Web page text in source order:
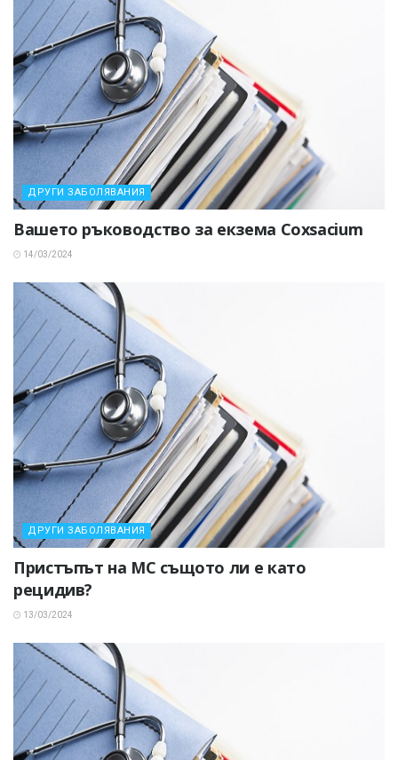
ДРУГИ ЗАБОЛЯВАНИЯ
Вашето ръководство за екзема Coxsacium
14/03/2024
ДРУГИ ЗАБОЛЯВАНИЯ
Пристъпът на МС същото ли е като
рецидив?
13/03/2024